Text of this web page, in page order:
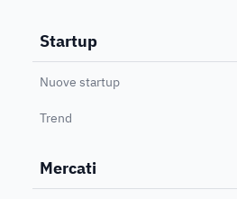
Startup
Nuove startup
Trend
Mercati